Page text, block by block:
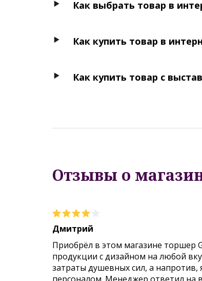
Как выбрать товар в
Как купить товар в
Как купить товар с
Отзывы о
Дмитрий
Приобрёл в этом магазине торшер
продукции с дизайном на любой
затраты душевных сил, а